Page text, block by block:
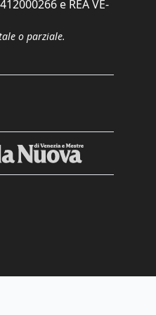
e REA VE-
o parziale.